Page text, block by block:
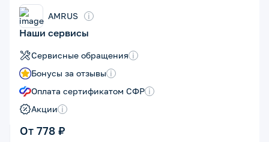
AMRUS i
Наши сервисы
Сервисные обращения i
Бонусы за отзывы i
Оплата сертификатом СФР i
Акции i
От 778 ₽